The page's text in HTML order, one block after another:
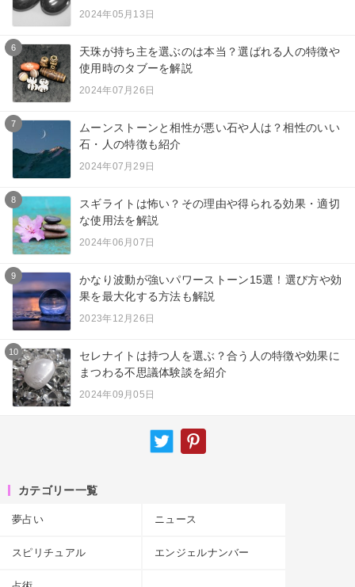
2024年05月13日
6
天珠が持ち主を選ぶのは本当？選ばれる人の特徴や
使用時のタブーを解説
2024年07月26日
7
ムーンストーンと相性が悪い石や人は？相性のいい
石・人の特徴も紹介
2024年07月29日
8
スギライトは怖い？その理由や得られる効果・適切
な使用法を解説
2024年06月07日
9
かなり波動が強いパワーストーン15選！選び方や効
果を最大化する方法も解説
2023年12月26日
10
セレナイトは持つ人を選ぶ？合う人の特徴や効果に
まつわる不思議体験談を紹介
2024年09月05日
カテゴリー一覧
夢占い ニュース
スピリチュアル エンジェルナンバー